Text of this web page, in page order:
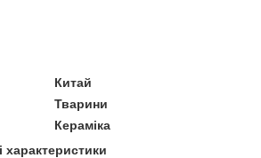
Китай
Тварини
Кераміка
характеристики